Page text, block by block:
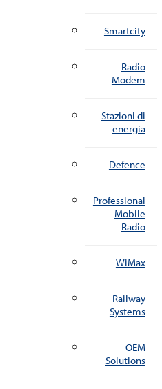
Smartcity
Radio
Modem
Stazioni di
energia
Defence
Professional
Mobile
Radio
WiMax
Railway
Systems
OEM
Solutions